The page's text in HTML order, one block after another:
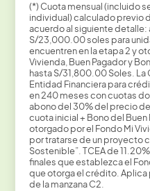
(*) Cuota mensual (incluido
individual) calculado previo
acuerdo al siguiente
S/23,000.00 soles para
encuentren en la etapa 2 y
Vivienda, Buen Pagador y
hasta S/31,800.00 Soles. La
Entidad Financiera para
en 240 meses con cuotas
abono del 30% del precio
cuota inicial + Bono del
otorgado por el Fondo Mi
por tratarse de un proyecto
Sostenible”. TCEA de
finales que establezca el
que otorga el crédito.
de la manzana C2.